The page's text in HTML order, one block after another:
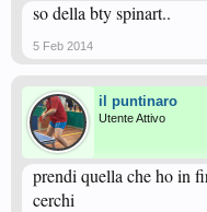
so della bty spinart..
5 Feb 2014
il puntinaro
Utente Attivo
prendi quella che ho in
cerchi